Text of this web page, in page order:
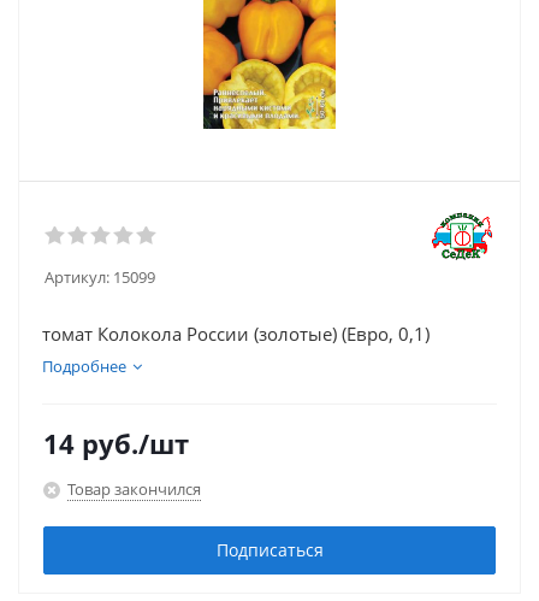
Артикул: 15099
томат Колокола России (золотые) (Евро, 0,1)
Подробнее
14 руб./шт
Товар закончился
Подписаться